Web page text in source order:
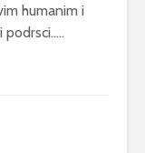
humanim i
podrsci…..